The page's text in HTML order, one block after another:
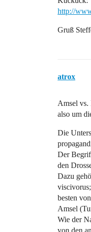
http://
Gruß
atrox
Amsel vs.
also um
Die
Der
den
Dazu
besten
Amsel
Wie der
von den